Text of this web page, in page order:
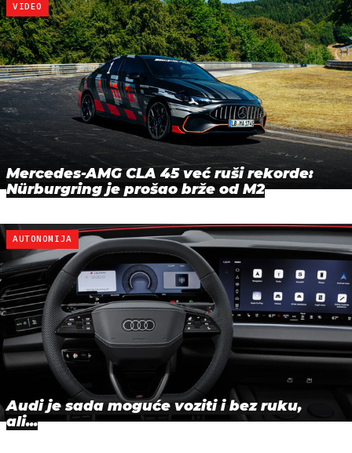
VIDEO
Mercedes-AMG CLA 45 već ruši rekorde:
Nürburgring je prošao brže od M2
AUTONOMIJA
Audi je sada moguće voziti i bez ruku,
ali...